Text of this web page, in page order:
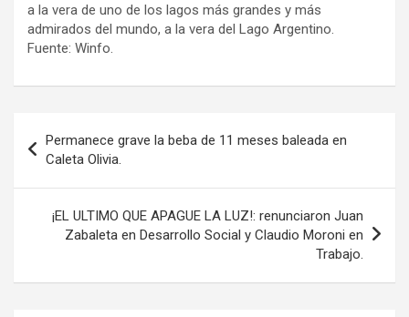
a la vera de uno de los lagos más grandes y más
admirados del mundo, a la vera del Lago Argentino.
Fuente: Winfo.
de
entradas
Permanece grave la beba de 11 meses baleada en
Caleta Olivia.
¡EL ULTIMO QUE APAGUE LA LUZ!: renunciaron Juan
Zabaleta en Desarrollo Social y Claudio Moroni en
Trabajo.